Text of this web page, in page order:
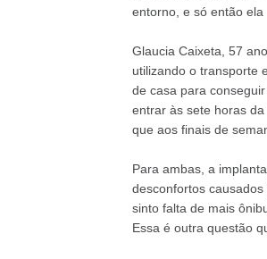
entorno, e só então
Glaucia Caixeta, 57
utilizando o transporte
de casa para
entrar às sete horas
que aos finais de
Para ambas, a
desconfortos
sinto falta de mais
Essa é outra questão